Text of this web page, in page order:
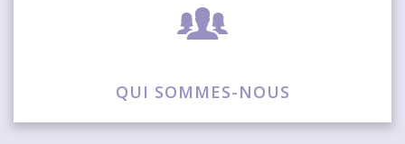
QUI SOMMES-NOUS